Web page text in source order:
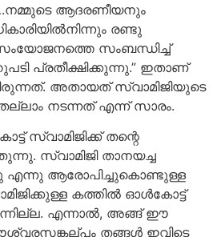
ആദരണീയനും
രണ്ടു
സംബന്ധിച്ച്
പ്രതീക്ഷിക്കുന്നു.” ഇതാണ്
അതായത് സ്വാമിജിയുടെ
നടന്നത് എന്ന് സാരം.
സ്വാമിജിക്ക് തന്റെ
സ്വാമിജി താനയച്ച
എന്നു ആരോപിച്ചുകൊണ്ടുള്ള
കത്തില്‍ ഓള്‍കോട്ട്
എന്നാല്‍, അങ്ങ് ഈ
തങ്ങള്‍ ഇവിടെ